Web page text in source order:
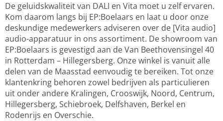
De geluidskwaliteit van DALI en Vita moet u zelf ervaren.
Kom daarom langs bij EP:Boelaars en laat u door onze
deskundige medewerkers adviseren over de [Vita audio]
audio-apparatuur in ons assortiment. De showroom van
EP:Boelaars is gevestigd aan de Van Beethovensingel 40
in Rotterdam – Hillegersberg. Onze winkel is vanuit alle
delen van de Maasstad eenvoudig te bereiken. Tot onze
klantenkring behoren zowel bedrijven als particulieren
uit onder andere Kralingen, Crooswijk, Noord, Centrum,
Hillegersberg, Schiebroek, Delfshaven, Berkel en
Rodenrijs en Overschie.